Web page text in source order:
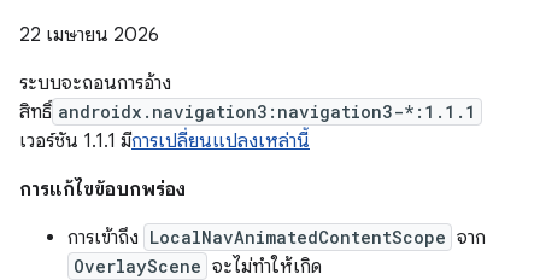
22 เมษายน 2026
ระบบจะถอนการอ้าง
สิทธิ์ androidx.navigation3:navigation3-*:1.1.1
เวอร์ชัน 1.1.1 มีการเปลี่ยนแปลงเหล่านี้
การแก้ไขข้อบกพร่อง
การเข้าถึง LocalNavAnimatedContentScope จาก
OverlayScene จะไม่ทำให้เกิด